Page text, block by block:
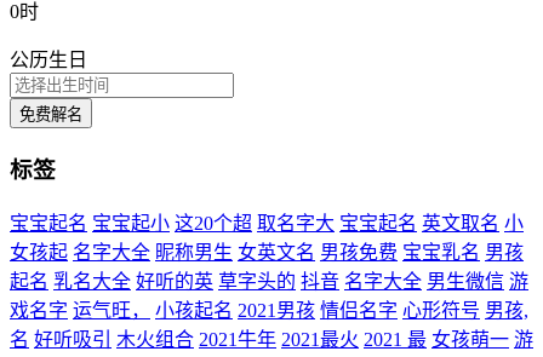
0时
公历生日
免费解名
标签
宝宝起名 宝宝起小 这20个超 取名字大 宝宝起名 英文取名 小
女孩起 名字大全 昵称男生 女英文名 男孩免费 宝宝乳名 男孩
起名 乳名大全 好听的英 草字头的 抖音 名字大全 男生微信 游
戏名字 运气旺， 小孩起名 2021男孩 情侣名字 心形符号 男孩,
名 好听吸引 木火组合 2021牛年 2021最火 2021 最 女孩萌一 游